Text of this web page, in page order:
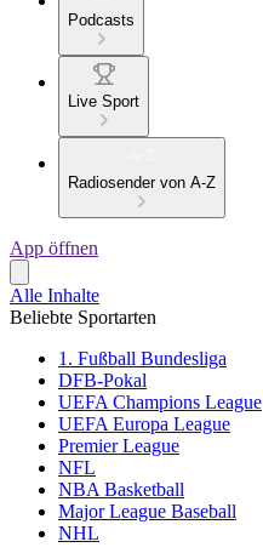
Podcasts
Live Sport
Radiosender von A-Z
App öffnen
Alle Inhalte
Beliebte Sportarten
1. Fußball Bundesliga
DFB-Pokal
UEFA Champions League
UEFA Europa League
Premier League
NFL
NBA Basketball
Major League Baseball
NHL